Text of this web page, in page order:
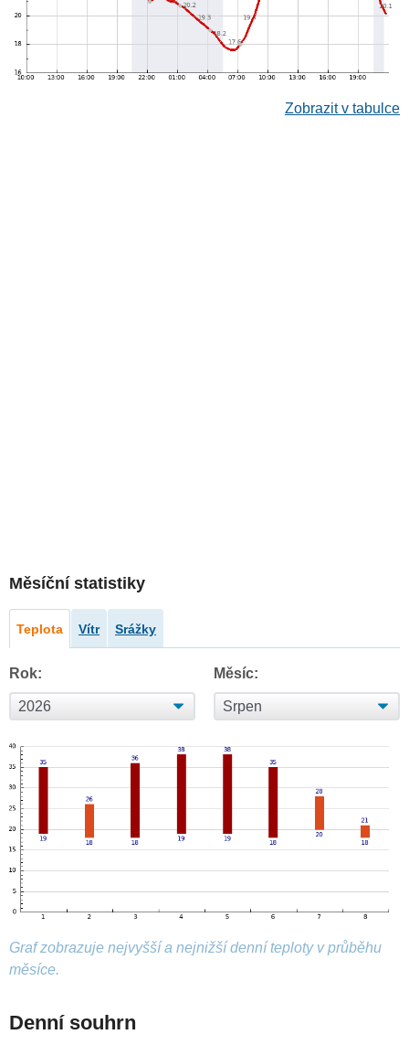
Zobrazit v tabulce
Měsíční statistiky
Teplota Vítr Srážky
Rok: Měsíc:
Graf zobrazuje nejvyšší a nejnižší denní teploty v průběhu
měsíce.
Denní souhrn